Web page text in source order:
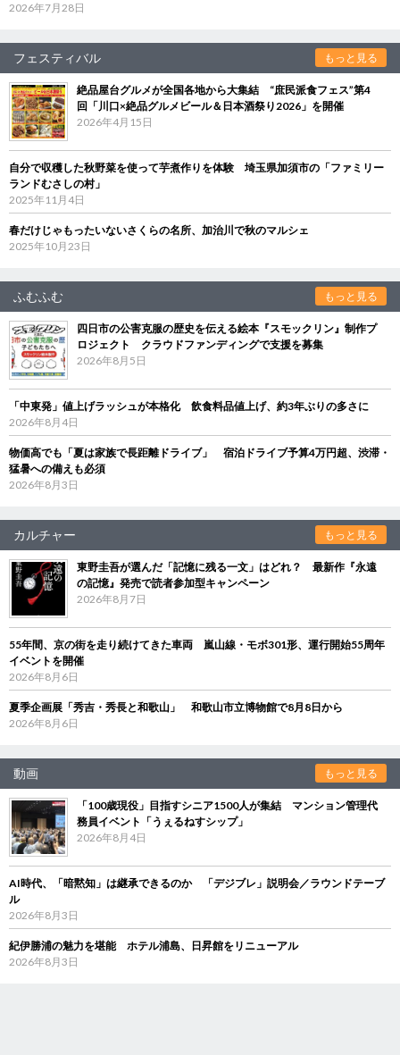
2026年7月28日
フェスティバル もっと見る
絶品屋台グルメが全国各地から大集結 “庶民派食フェス”第4
回「川口×絶品グルメビール＆日本酒祭り2026」を開催
2026年4月15日
自分で収穫した秋野菜を使って芋煮作りを体験 埼玉県加須市の「ファミリー
ランドむさしの村」
2025年11月4日
春だけじゃもったいないさくらの名所、加治川で秋のマルシェ
2025年10月23日
ふむふむ もっと見る
四日市の公害克服の歴史を伝える絵本『スモックリン』制作プ
ロジェクト クラウドファンディングで支援を募集
2026年8月5日
「中東発」値上げラッシュが本格化 飲食料品値上げ、約3年ぶりの多さに
2026年8月4日
物価高でも「夏は家族で長距離ドライブ」 宿泊ドライブ予算4万円超、渋滞・
猛暑への備えも必須
2026年8月3日
カルチャー もっと見る
東野圭吾が選んだ「記憶に残る一文」はどれ？ 最新作『永遠
の記憶』発売で読者参加型キャンペーン
2026年8月7日
55年間、京の街を走り続けてきた車両 嵐山線・モボ301形、運行開始55周年
イベントを開催
2026年8月6日
夏季企画展「秀吉・秀長と和歌山」 和歌山市立博物館で8月8日から
2026年8月6日
動画 もっと見る
「100歳現役」目指すシニア1500人が集結 マンション管理代
務員イベント「うぇるねすシップ」
2026年8月4日
AI時代、「暗黙知」は継承できるのか 「デジブレ」説明会／ラウンドテーブ
ル
2026年8月3日
紀伊勝浦の魅力を堪能 ホテル浦島、日昇館をリニューアル
2026年8月3日